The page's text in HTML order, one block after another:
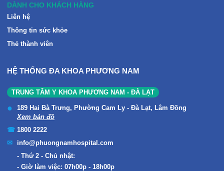
DÀNH CHO KHÁCH HÀNG
Liên hệ
Thông tin sức khỏe
Thẻ thành viên
HỆ THỐNG ĐA KHOA PHƯƠNG NAM
TRUNG TÂM Y KHOA PHƯƠNG NAM - ĐÀ LẠT
189 Hai Bà Trưng, Phường Cam Ly - Đà Lạt, Lâm Đồng
Xem bản đồ
1800 2222
info@phuongnamhospital.com
Thứ 2 - Chủ nhật:
Giờ làm việc: 07h00p - 18h00p